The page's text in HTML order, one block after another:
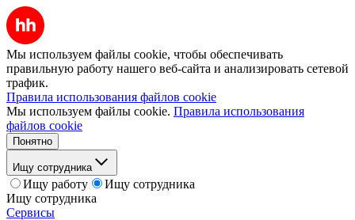
Мы используем файлы cookie, чтобы обеспечивать
правильную работу нашего веб-сайта и анализировать сетевой
трафик.
Правила использования файлов cookie
Мы используем файлы cookie. Правила использования
файлов cookie
Понятно
Ищу сотрудника
Ищу работу
Ищу сотрудника
Ищу сотрудника
Сервисы